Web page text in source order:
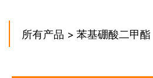
所有产品 > 苯基硼酸二甲酯